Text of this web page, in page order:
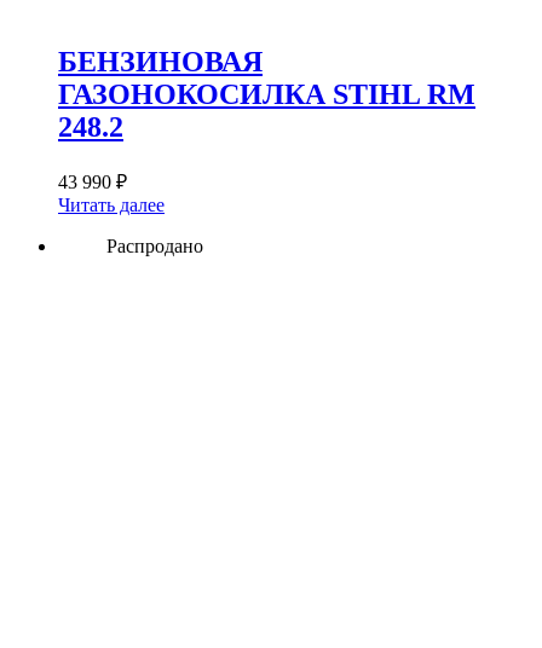
БЕНЗИНОВАЯ
ГАЗОНОКОСИЛКА STIHL RM
248.2
43 990 ₽
Читать далее
Распродано